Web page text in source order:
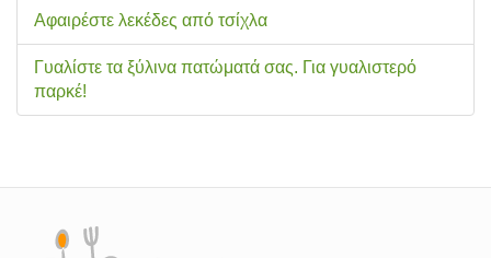
Αφαιρέστε λεκέδες από τσίχλα
Γυαλίστε τα ξύλινα πατώματά σας. Για γυαλιστερό
παρκέ!